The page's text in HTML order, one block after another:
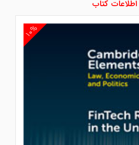
اطلاعات کتاب
۱۰%